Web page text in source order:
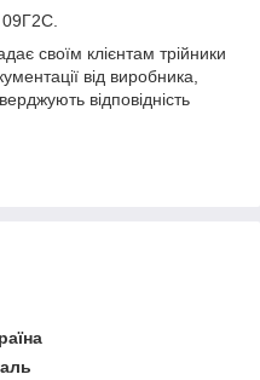
09Г2С.
своїм клієнтам трійники
від виробника,
відповідність